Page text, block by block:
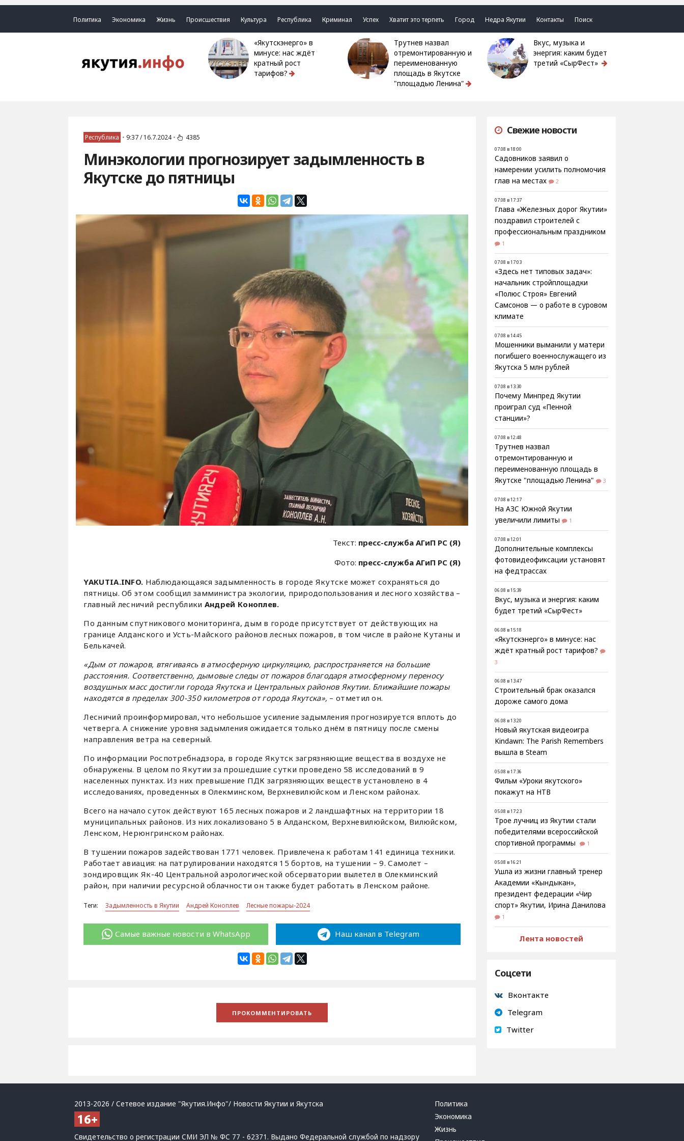
Политика Экономика Жизнь Происшествия Культура Республика Криминал Успех Хватит это терпеть Город Недра Якутии Контакты Поиск
«Якутскэнерго» в
минусе: нас ждёт
кратный рост
тарифов?
Трутнев назвал
отремонтированную и
переименованную
площадь в Якутске
"площадью Ленина"
Вкус, музыка и
энергия: каким будет
третий «СырФест»
Республика • 9:37 / 16.7.2024 • 4385
Минэкологии прогнозирует задымленность в
Якутске до пятницы
Текст: пресс-служба АГиП РС (Я)
Фото: пресс-служба АГиП РС (Я)
YAKUTIA.INFO. Наблюдающаяся задымленность в городе Якутске может сохраняться до
пятницы. Об этом сообщил замминистра экологии, природопользования и лесного хозяйства –
главный лесничий республики Андрей Коноплев.
По данным спутникового мониторинга, дым в городе присутствует от действующих на
границе Алданского и Усть-Майского районов лесных пожаров, в том числе в районе Кутаны и
Белькачей.
«Дым от пожаров, втягиваясь в атмосферную циркуляцию, распространяется на большие
расстояния. Соответственно, дымовые следы от пожаров благодаря атмосферному переносу
воздушных масс достигли города Якутска и Центральных районов Якутии. Ближайшие пожары
находятся в пределах 300-350 километров от города Якутска», – отметил он.
Лесничий проинформировал, что небольшое усиление задымления прогнозируется вплоть до
четверга. А снижение уровня задымления ожидается только днём в пятницу после смены
направления ветра на северный.
По информации Роспотребнадзора, в городе Якутск загрязняющие вещества в воздухе не
обнаружены. В целом по Якутии за прошедшие сутки проведено 58 исследований в 9
населенных пунктах. Из них превышение ПДК загрязняющих веществ установлено в 4
исследованиях, проведенных в Олекминском, Верхневилюйском и Ленском районах.
Всего на начало суток действуют 165 лесных пожаров и 2 ландшафтных на территории 18
муниципальных районов. Из них локализовано 5 в Алданском, Верхневилюйском, Вилюйском,
Ленском, Нерюнгринском районах.
В тушении пожаров задействован 1771 человек. Привлечена к работам 141 единица техники.
Работает авиация: на патрулировании находятся 15 бортов, на тушении – 9. Самолет –
зондировщик Як-40 Центральной аэрологической обсерватории вылетел в Олекминский
район, при наличии ресурсной облачности он также будет работать в Ленском районе.
Теги: Задымленность в Якутии Андрей Коноплев Лесные пожары-2024
Самые важные новости в WhatsApp Наш канал в Telegram
Свежие новости
07.08 в 18:00
Садовников заявил о
намерении усилить полномочия
глав на местах
2
07.08 в 17:37
Глава «Железных дорог Якутии»
поздравил строителей с
профессиональным праздником
1
07.08 в 17:03
«Здесь нет типовых задач»:
начальник стройплощадки
«Полюс Строя» Евгений
Самсонов — о работе в суровом
климате
07.08 в 14:45
Мошенники выманили у матери
погибшего военнослужащего из
Якутска 5 млн рублей
07.08 в 13:30
Почему Минпред Якутии
проиграл суд «Пенной
станции»?
07.08 в 12:48
Трутнев назвал
отремонтированную и
переименованную площадь в
Якутске "площадью Ленина"
3
07.08 в 12:17
На АЗС Южной Якутии
увеличили лимиты
1
07.08 в 12:01
Дополнительные комплексы
фотовидеофиксации установят
на федтрассах
06.08 в 15:39
Вкус, музыка и энергия: каким
будет третий «СырФест»
06.08 в 15:18
«Якутскэнерго» в минусе: нас
ждёт кратный рост тарифов?
3
06.08 в 13:47
Строительный брак оказался
дороже самого дома
06.08 в 13:20
Новый якутская видеоигра
Kindawn: The Parish Remembers
вышла в Steam
05.08 в 17:36
Фильм «Уроки якутского»
покажут на НТВ
05.08 в 17:23
Трое лучниц из Якутии стали
победителями всероссийской
спортивной программы
1
05.08 в 16:21
Ушла из жизни главный тренер
Академии «Кындыкан»,
президент федерации «Чир
спорт» Якутии, Ирина Данилова
1
Лента новостей
Соцсети
Вконтакте
Telegram
Twitter
2013-2026 / Сетевое издание "Якутия.Инфо"/ Новости Якутии и Якутска
Свидетельство о регистрации СМИ ЭЛ № ФС 77 - 62371. Выдано Федеральной службой по надзору
Политика
Экономика
Жизнь